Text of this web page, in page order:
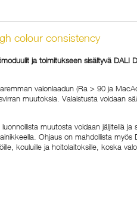
colour consistency
ja toimitukseen sisältyvä
valonlaadun (Ra > 90 ja
muutoksia. Valaistusta voidaan
muutosta voidaan
Ohjaus on mahdollista
kouluille ja hoitolaitoksille, koska